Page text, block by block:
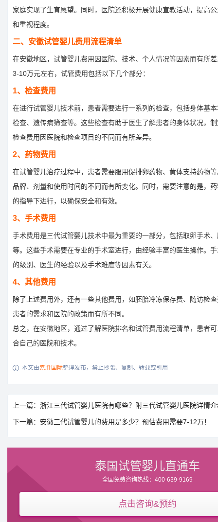
家庭实现了生育愿望。同时，医院还积极开展健康宣教活动，提高
和重视程度。
二、安徽试管婴儿费用流程清单
在安徽地区，试管婴儿费用因医院、技术、个人情况等因素而有所
3-10万元左右，试管费用包括以下几个部分：
1、检查费用
在进行试管婴儿技术前，患者需要进行一系列的检查，包括身体基
检查、遗传病筛查等。这些检查有助于医生了解患者的身体状况，
检查费用因医院和检查项目的不同而有所差异。
2、药物费用
在试管婴儿治疗过程中，患者需要服用促排卵药物、黄体支持药物
品牌、剂量和使用时间的不同而有所变化。同时，需要注意的是，
的指导下进行，以确保安全和有效。
3、手术费用
手术费用是三代试管婴儿技术中最为重要的一部分，包括取卵手术
等。这些手术需要在专业的手术室进行，由经验丰富的医生操作。
的级别、医生的经验以及手术难度等因素有关。
4、其他费用
除了上述费用外，还有一些其他费用，如胚胎冷冻保存费、随访检
患者的需求和医院的政策而有所不同。
总之，在安徽地区，通过了解医院排名和试管费用流程清单，患者
合自己的医院和技术。
 本文由嘉胜国际整理发布，禁止抄袭、复制、转载或引用
上一篇：浙江三代试管婴儿医院有哪些？附三代试管婴儿医院详情
下一篇：安徽三代试管婴儿的费用是多少？预估费用需要7-12万！
泰国试管婴儿直通车
全国免费咨询热线：400-639-9169
点击咨询&预约